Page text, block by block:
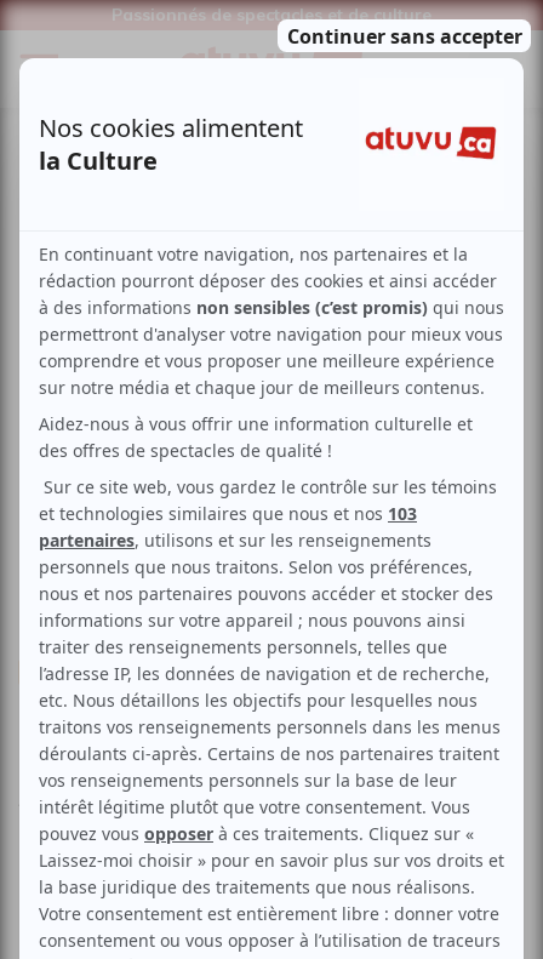
Passionnés de spectacles et de culture
Humour Stand-up
La soirée à Gauthier
Aucune offre promotionnelle
disponible
Soyez les premiers avisés dès qu'il y aura une offre promo
pour La soirée à Gauthier:INSCRIVEZ-VOUS